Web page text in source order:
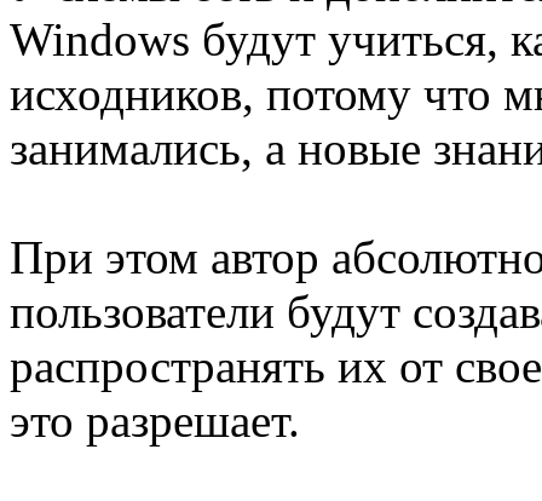
Windows будут учиться,
исходников, потому что
занимались, а новые
При этом автор
пользователи будут
распространять их от
это разрешает.